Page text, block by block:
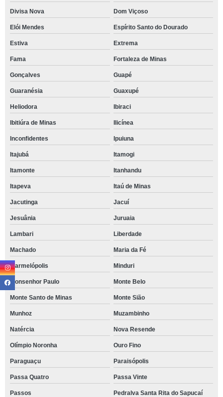
Divisa Nova Dom Viçoso
Elói Mendes Espírito Santo do Dourado
Estiva Extrema
Fama Fortaleza de Minas
Gonçalves Guapé
Guaranésia Guaxupé
Heliodora Ibiraci
Ibitiúra de Minas Ilicínea
Inconfidentes Ipuiuna
Itajubá Itamogi
Itamonte Itanhandu
Itapeva Itaú de Minas
Jacutinga Jacuí
Jesuânia Juruaia
Lambari Liberdade
Machado Maria da Fé
Marmelópolis Minduri
Monsenhor Paulo Monte Belo
Monte Santo de Minas Monte Sião
Munhoz Muzambinho
Natércia Nova Resende
Olímpio Noronha Ouro Fino
Paraguaçu Paraisópolis
Passa Quatro Passa Vinte
Passos Pedralva Santa Rita do Sapucaí